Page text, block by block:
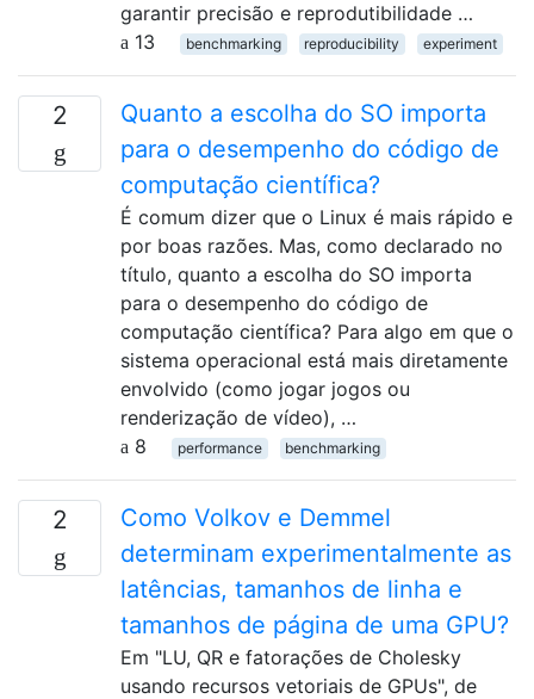
garantir precisão e reprodutibilidade …
13
benchmarking reproducibility experiment
2
Quanto a escolha do SO importa
para o desempenho do código de
computação científica?
É comum dizer que o Linux é mais rápido e
por boas razões. Mas, como declarado no
título, quanto a escolha do SO importa
para o desempenho do código de
computação científica? Para algo em que o
sistema operacional está mais diretamente
envolvido (como jogar jogos ou
renderização de vídeo), …
8
performance benchmarking
2
Como Volkov e Demmel
determinam experimentalmente as
latências, tamanhos de linha e
tamanhos de página de uma GPU?
Em "LU, QR e fatorações de Cholesky
usando recursos vetoriais de GPUs", de